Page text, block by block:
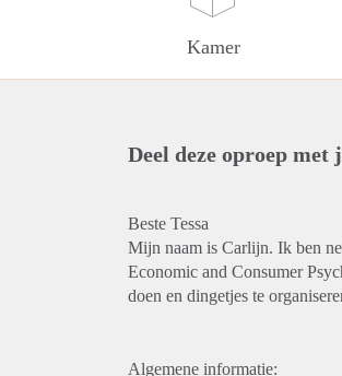
Kamer
Deel deze oproep met
Beste Tessa
Mijn naam is Carlijn. Ik ben
Economic and Consumer
doen en dingetjes te
Algemene informatie: